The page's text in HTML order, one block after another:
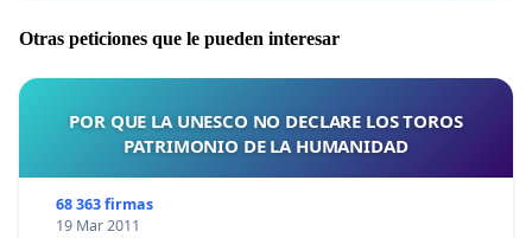
Otras peticiones que le pueden interesar
POR QUE LA UNESCO NO DECLARE LOS TOROS
PATRIMONIO DE LA HUMANIDAD
68 363 firmas
19 Mar 2011